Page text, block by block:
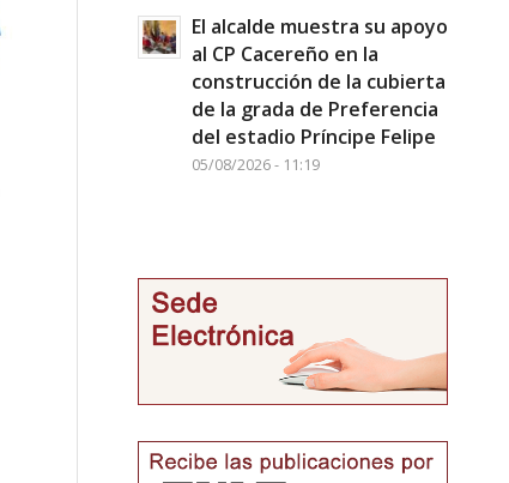
El alcalde muestra su apoyo
al CP Cacereño en la
construcción de la cubierta
de la grada de Preferencia
del estadio Príncipe Felipe
05/08/2026 - 11:19